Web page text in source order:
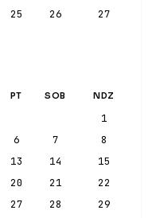
25 26
27
PT SOB NDZ
1
6 7
8
13 14
15
20 21
22
27 28
29